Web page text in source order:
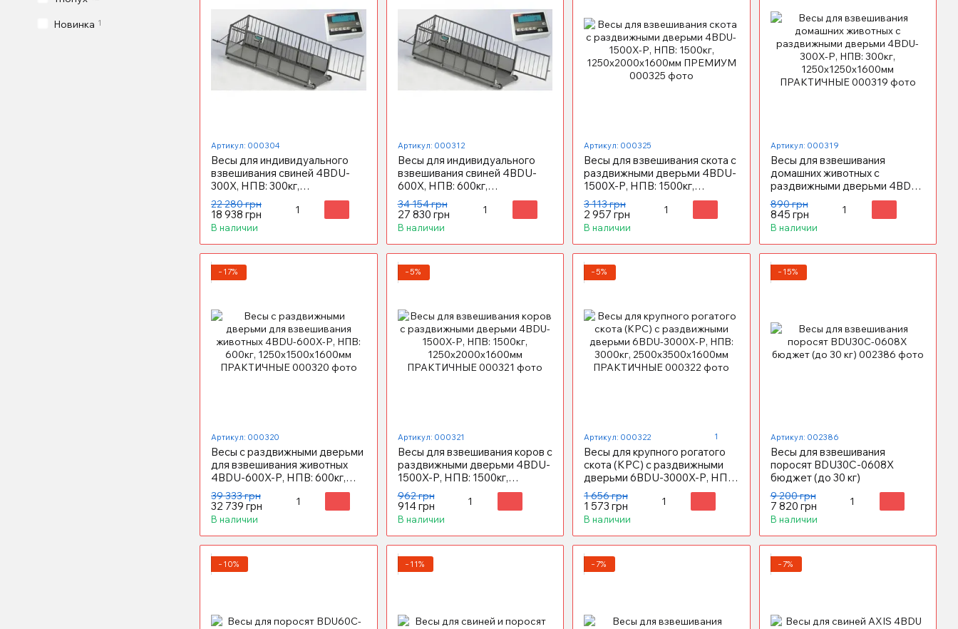
Артикул: 000304
Весы для индивидуального
взвешивания свиней 4BDU-
300X, НПВ: 300кг,
1500х650х760мм
ПРАКТИЧНЫЕ
22 280 грн
18 938 грн
В наличии
Артикул: 000312
Весы для индивидуального
взвешивания свиней 4BDU-
600X, НПВ: 600кг,
2000х800х760мм
ПРАКТИЧНЫЕ
34 154 грн
27 830 грн
В наличии
Артикул: 000325
Весы для взвешивания скота с
раздвижными дверьми 4BDU-
1500X-Р, НПВ: 1500кг,
1250х2000х1600мм
ПРЕМИУМ
3 113 грн
2 957 грн
В наличии
Артикул: 000319
Весы для взвешивания
домашних животных с
раздвижными дверьми 4BDU-
300X-Р, НПВ: 300кг,
1250х1250х1600мм
ПРАКТИЧНЫЕ
890 грн
845 грн
В наличии
−17%
Артикул: 000320
Весы с раздвижными дверьми
для взвешивания животных
4BDU-600X-Р, НПВ: 600кг,
1250х1500х1600мм
ПРАКТИЧНЫЕ
39 333 грн
32 739 грн
В наличии
−5%
Артикул: 000321
Весы для взвешивания коров с
раздвижными дверьми 4BDU-
1500X-Р, НПВ: 1500кг,
1250х2000х1600мм
ПРАКТИЧНЫЕ
962 грн
914 грн
В наличии
−5%
Артикул: 000322 1
Весы для крупного рогатого
скота (КРС) с раздвижными
дверьми 6BDU-3000X-Р, НПВ:
3000кг, 2500х3500х1600мм
ПРАКТИЧНЫЕ
1 656 грн
1 573 грн
В наличии
−15%
Артикул: 002386
Весы для взвешивания
поросят BDU30C-0608X
бюджет (до 30 кг)
9 200 грн
7 820 грн
В наличии
−10% −11% −7% −7%
Новинка 1